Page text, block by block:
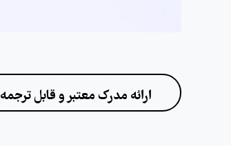
ارائه مدرک معتبر و قابل ترجمه